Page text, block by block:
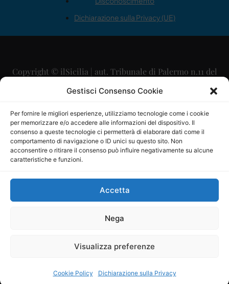
Gestisci Consenso Cookie
Per fornire le migliori esperienze, utilizziamo tecnologie come i cookie
per memorizzare e/o accedere alle informazioni del dispositivo. Il
consenso a queste tecnologie ci permetterà di elaborare dati come il
comportamento di navigazione o ID unici su questo sito. Non
acconsentire o ritirare il consenso può influire negativamente su alcune
caratteristiche e funzioni.
Accetta
Nega
Visualizza preferenze
Cookie Policy Dichiarazione sulla Privacy
Dichiarazione sulla Privacy (UE)
Copyright © ilSicilia | aut. Tribunale di Palermo n.11 del
29/09/2015
Direttore Editoriale: Maurizio Scaglione
Direttore Responsabile: Maria Calabrese
P.IVA: 06334930820
Mercurio Comunicazione Società Cooperativa a r.l. è
iscritta al Registro degli Operatori di Comunicazione al
Sito gestito daLa Digitale srl–info@ladigitale.it